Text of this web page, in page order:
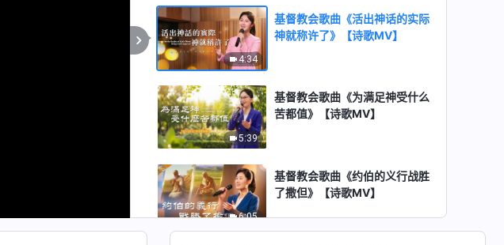
4:34
基督教会歌曲《活出神话的实际
神就称许了》【诗歌MV】
5:39
基督教会歌曲《为满足神受什么
苦都值》【诗歌MV】
6:05
基督教会歌曲《约伯的义行战胜
了撒但》【诗歌MV】